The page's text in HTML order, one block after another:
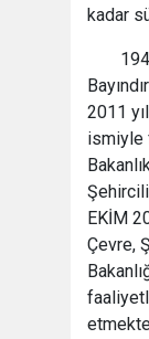
kadar
2011
ismiyle
EKİM
Çevre,